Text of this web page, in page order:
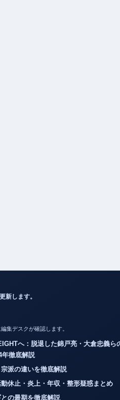
新します。
集デスクが確認します。
へ：脱退した錦戸亮・大倉忠義らの
派の違いを徹底解説
休止・炎上・年収・整形疑惑まとめ
の最期を徹底解説